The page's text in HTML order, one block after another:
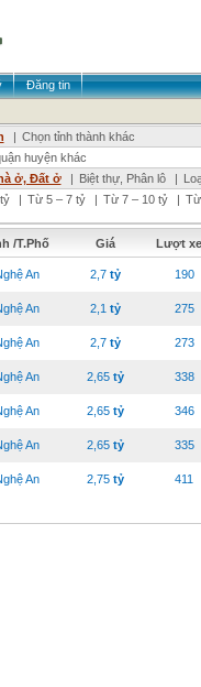
Đăng tin
| Chọn tỉnh thành khác
huyện khác
ở, Đất ở | Biệt thự, Phân lô |
| Từ 5 – 7 tỷ | Từ 7 – 10 tỷ |
/T.Phố Giá Lượt
An 2,7 tỷ 190
An 2,1 tỷ 275
An 2,7 tỷ 273
An 2,65 tỷ 338
An 2,65 tỷ 346
An 2,65 tỷ 335
An 2,75 tỷ 411